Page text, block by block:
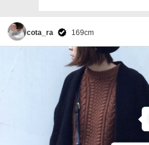
cota_ra 169cm